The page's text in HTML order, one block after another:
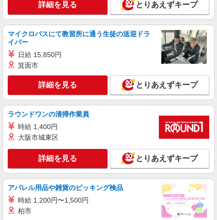
ど、お好きな勤務地をお選び下さい！！
キープ 詳細を見る
派遣社員
株式会社kotrio /●NG-H-2030042
レア！【矢場町駅】就労支援施設で軽作業の見
時給1400円〜 ＜日払い有/週払い有/交通費全
支給(ガソリン代含む)＞
名古屋市中区【矢場町駅】
キープ 詳細を見る
（株）ウィルオブ・ワークCW 名古屋支店/ms230101
高齢者向け住宅staff
時給1600円 ◆前払い・日払い・週払いOK
愛知県名古屋市中区
詳細を見る
詳細を見る とりあえずキープ
マイクロバスにて教習所に通う生徒の送迎ドラ
イバー
日給 15,850円
箕面市
詳細を見る とりあえずキープ
ラウンドワンの清掃作業員
時給 1,400円
大阪市城東区
詳細を見る とりあえずキープ
アパレル用品や雑貨のピッキング検品
時給 1,200円〜1,500円
柏市